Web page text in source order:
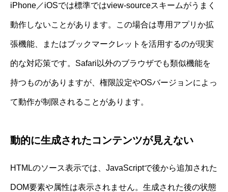
iPhone／iOSでは標準ではview-sourceスキームがうまく
動作しないことがあります。この場合は専用アプリか拡
張機能、またはブックマークレットを活用するのが現実
的な対応策です。Safari以外のブラウザでも類似機能を
持つものがありますが、権限設定やOSバージョンによっ
て動作が制限されることがあります。
動的に生成されたコンテンツが見えない
HTMLのソース表示では、JavaScriptで後から追加された
DOM要素や属性は表示されません。生成された後の状態